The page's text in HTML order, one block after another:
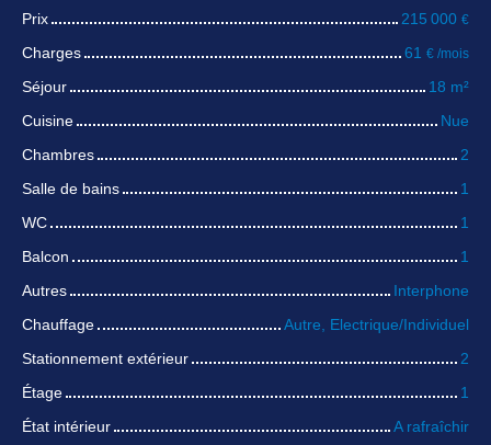
Prix
215 000 €
Charges 61 € /mois
Séjour 18 m²
Cuisine
Nue
Chambres
2
Salle de bains
1
WC
1
Balcon
1
Autres
Interphone
Chauffage
Autre, Electrique/Individuel
Stationnement extérieur
2
Étage
1
État intérieur
A rafraîchir